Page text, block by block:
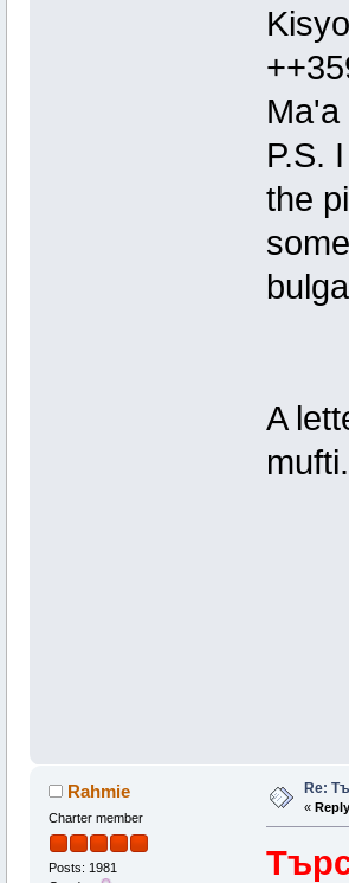
Ma'a
P.S.
the
A
mufti.
Rahmie
Charter member
Posts: 1981
Re:
«